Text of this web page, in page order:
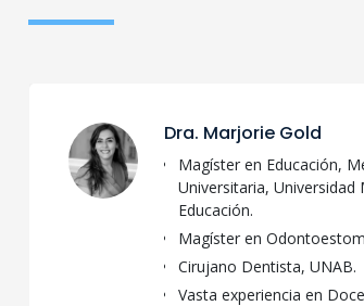
Dra. Marjorie Gold
Magíster en Educación,
Universitaria,
Educación.
Magíster en
Cirujano Dentista, UNAB.
Vasta experiencia en